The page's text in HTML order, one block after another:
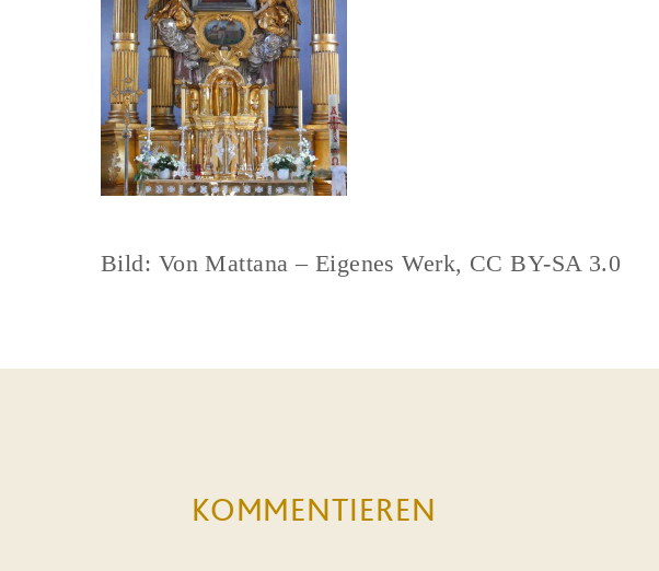
Bild: Von Mattana – Eigenes Werk, CC BY-SA 3.0
KOMMENTIEREN